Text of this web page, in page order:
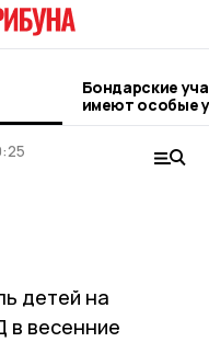
Бондарские
имеют особые
соцконтракта
детей на
в весенние